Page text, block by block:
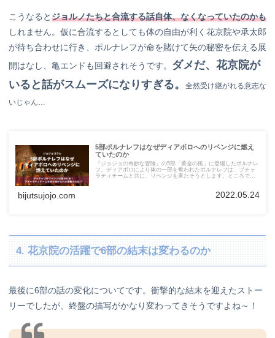
こうなるとジョルノたちと合流する話自体、なくなっていたのかも
しれません。仮に合流するとしても体の自由が利く花京院や承太郎
が待ち合わせに行き、ポルナレフが命を賭けて矢の秘密を伝える展
開はなし、亀エンドも回避されそうです。 ダメだ、花京院が
いると話がスムーズになりすぎる。
全然受け継がれる意志な
いじゃん…
5部ポルナレフはなぜディアボロへのリベンジに燃え
ていたのか
『ジョジョの奇妙な冒険』の5部「黄金の風」に登場したポルナレ
フ。ディアボロにより体の一部を奪われたポルナレフは、ブチャ
ラティチームと共に、リベンジを果たそうとします。ところでポ
bijutsujojo.com 2022.05.24
4. 花京院の活躍で6部の結末は変わるのか
最後に6部の話の変化についてです。衝撃的な結末を迎えたストー
リーでしたが、終盤の描写がかなり変わってきそうですよね～！